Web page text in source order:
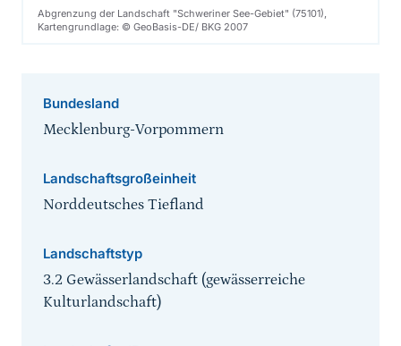
Abgrenzung der Landschaft "Schweriner See-Gebiet" (75101),
Kartengrundlage: © GeoBasis-DE/ BKG 2007
Bundesland
Mecklenburg-Vorpommern
Landschaftsgroßeinheit
Norddeutsches Tiefland
Landschaftstyp
3.2 Gewässerlandschaft (gewässerreiche
Kulturlandschaft)